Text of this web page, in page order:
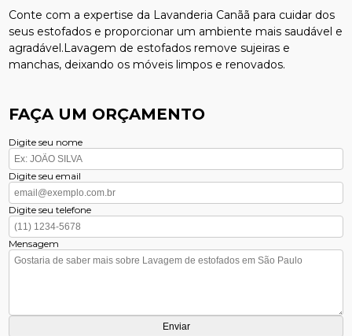
Conte com a expertise da Lavanderia Canãã para cuidar dos
seus estofados e proporcionar um ambiente mais saudável e
agradável.Lavagem de estofados remove sujeiras e
manchas, deixando os móveis limpos e renovados.
FAÇA UM ORÇAMENTO
Digite seu nome
Digite seu email
Digite seu telefone
Mensagem